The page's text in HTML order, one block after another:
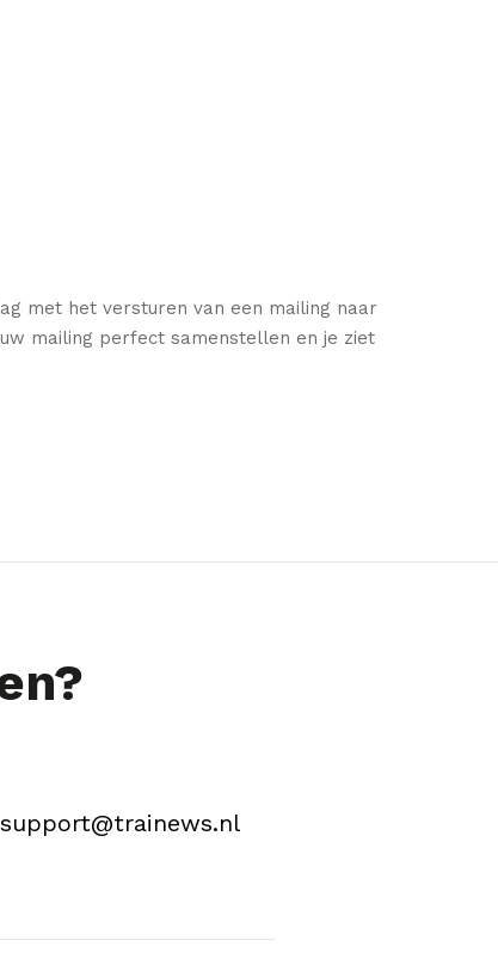
met het versturen van een mailing naar
mailing perfect samenstellen en je ziet
support@trainews.nl